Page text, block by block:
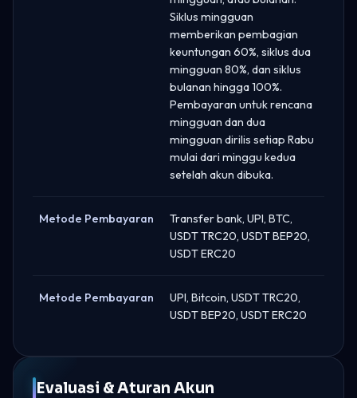
Siklus mingguan
memberikan pembagian
keuntungan 60%, siklus dua
mingguan 80%, dan siklus
bulanan hingga 100%.
Pembayaran untuk rencana
mingguan dan dua
mingguan dirilis setiap Rabu
mulai dari minggu kedua
setelah akun dibuka.
Metode Pembayaran
Transfer bank, UPI, BTC,
USDT TRC20, USDT BEP20,
USDT ERC20
Metode Pembayaran
UPI, Bitcoin, USDT TRC20,
USDT BEP20, USDT ERC20
Evaluasi & Aturan Akun